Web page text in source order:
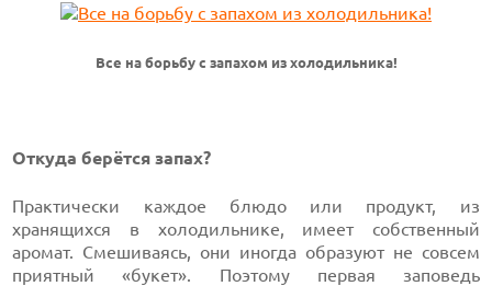
Все на борьбу с запахом из холодильника!
Откуда берётся запах?
Практически каждое блюдо или продукт, из
хранящихся в холодильнике, имеет собственный
аромат. Смешиваясь, они иногда образуют не совсем
приятный «букет». Поэтому первая заповедь